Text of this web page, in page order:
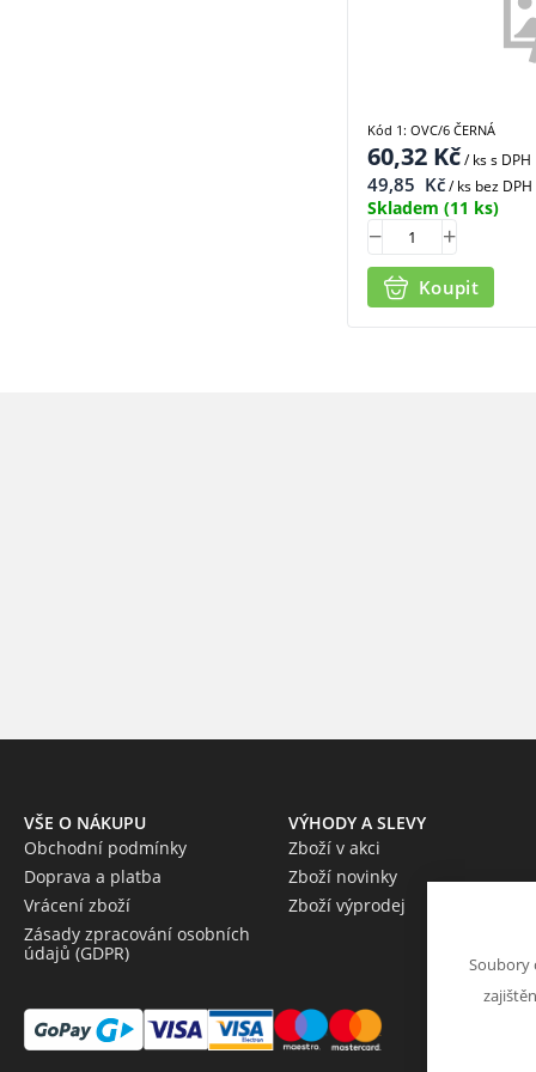
60,32 Kč/ kss DPH
49,85 Kč/ ks bez DPH
Skladem (11 ks)
Koupit
Kód 1: OVC/6 ČERNÁ
VŠE O NÁKUPU
Obchodní podmínky
Doprava a platba
Vrácení zboží
Zásady zpracování osobních
údajů (GDPR)
VÝHODY A SLEVY
Zboží v akci
Zboží novinky
Zboží výprodej
Soubory